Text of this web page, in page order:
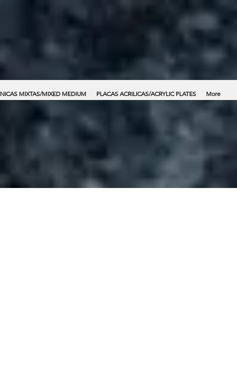
MIXTAS/MIXED MEDIUM PLACAS ACRILICAS/ACRYLIC PLATES More